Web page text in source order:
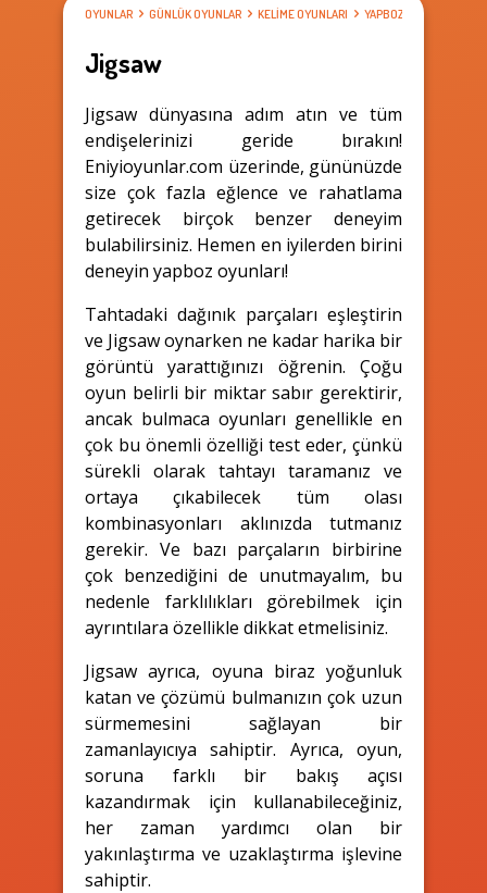
OYUNLAR GÜNLÜK OYUNLAR KELIME OYUNLARI YAPBOZ OYUNLARI
Jigsaw
Jigsaw dünyasına adım atın ve tüm
endişelerinizi geride bırakın!
Eniyioyunlar.com üzerinde, gününüzde
size çok fazla eğlence ve rahatlama
getirecek birçok benzer deneyim
bulabilirsiniz. Hemen en iyilerden birini
deneyin yapboz oyunları!
Tahtadaki dağınık parçaları eşleştirin
ve Jigsaw oynarken ne kadar harika bir
görüntü yarattığınızı öğrenin. Çoğu
oyun belirli bir miktar sabır gerektirir,
ancak bulmaca oyunları genellikle en
çok bu önemli özelliği test eder, çünkü
sürekli olarak tahtayı taramanız ve
ortaya çıkabilecek tüm olası
kombinasyonları aklınızda tutmanız
gerekir. Ve bazı parçaların birbirine
çok benzediğini de unutmayalım, bu
nedenle farklılıkları görebilmek için
ayrıntılara özellikle dikkat etmelisiniz.
Jigsaw ayrıca, oyuna biraz yoğunluk
katan ve çözümü bulmanızın çok uzun
sürmemesini sağlayan bir
zamanlayıcıya sahiptir. Ayrıca, oyun,
soruna farklı bir bakış açısı
kazandırmak için kullanabileceğiniz,
her zaman yardımcı olan bir
yakınlaştırma ve uzaklaştırma işlevine
sahiptir.